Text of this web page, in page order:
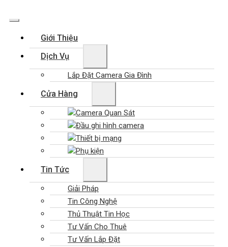
Giới Thiệu
Dịch Vụ
Lắp Đặt Camera Gia Đình
Cửa Hàng
Camera Quan Sát
Đầu ghi hình camera
Thiết bị mạng
Phụ kiện
Tin Tức
Giải Pháp
Tin Công Nghệ
Thủ Thuật Tin Học
Tư Vấn Cho Thuê
Tư Vấn Lắp Đặt